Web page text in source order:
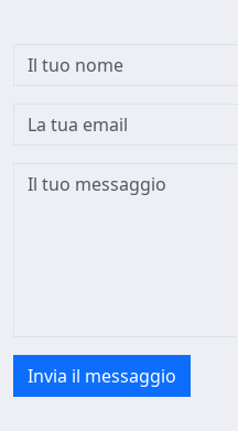
Invia il messaggio